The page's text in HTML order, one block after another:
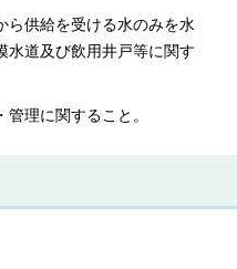
ら供給を受ける水のみを水
水道及び飲用井戸等に関す
理に関すること。